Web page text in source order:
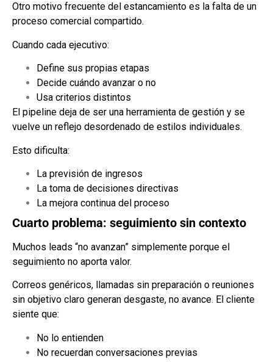
Otro motivo frecuente del estancamiento es la falta de un
proceso comercial compartido.
Cuando cada ejecutivo:
Define sus propias etapas
Decide cuándo avanzar o no
Usa criterios distintos
El pipeline deja de ser una herramienta de gestión y se
vuelve un reflejo desordenado de estilos individuales.
Esto dificulta:
La previsión de ingresos
La toma de decisiones directivas
La mejora continua del proceso
Cuarto problema: seguimiento sin contexto
Muchos leads “no avanzan” simplemente porque el
seguimiento no aporta valor.
Correos genéricos, llamadas sin preparación o reuniones
sin objetivo claro generan desgaste, no avance. El cliente
siente que:
No lo entienden
No recuerdan conversaciones previas